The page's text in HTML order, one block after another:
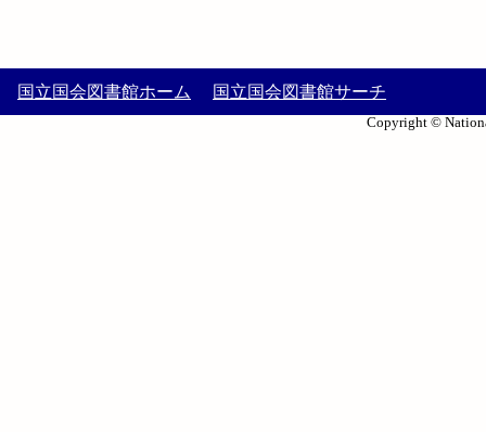
国立国会図書館ホーム 国立国会図書館サーチ
Copyright ©